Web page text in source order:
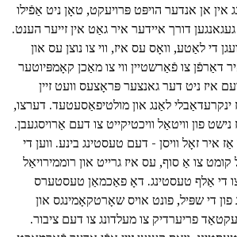
אין אן אנדער הויפּט פּרויעקט, טאָן ניט אַפֿילו
דורך איידער איר גאַט אין זייער הענט.
די לאַטע, וואָס עס איז, ווי צו נוצן עס און
דאַרפֿן צו פֿאַרשטיין ווי צו מאַכן קאָמפּיוטער
איז ניט דער גאנצער פּראָצעס וועט זיין
ינקרעדאַבלי לאַנג און מולטיפאַסעטעד. דערצו,
נישט פון וויטאַל וויכטיקייט צו דעם אַרויסגעבן.
איר זאָל וויסן - דעם טעסטינג בינע. ווען די
קומט צו אַ סוף, עס איז גרייט און רוממירויאַל
די אַלף טעסטינג. דאָ פאַכמאַן טעסטערס
די שפּיל, פונט אויס שאָרטקאָמינגס און
פריערדיק צו מעלדונג צו דעם ציבור.